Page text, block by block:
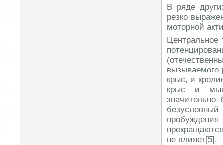
В ряде
резко
моторной
Центральное
крыс, и
крыс и
значительно
не влияет[5].